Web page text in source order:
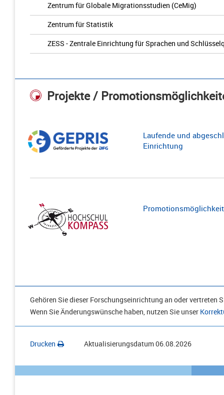
Zentrum für Globale Migrationsstudien (CeMig)
Zentrum für Statistik
ZESS - Zentrale Einrichtung für Sprachen und
Projekte /
Laufende und
Einrichtung
Gehören Sie dieser Forschungseinrichtung an oder vertreten
Wenn Sie Änderungswünsche haben, nutzen Sie unser
Drucken Aktualisierungsdatum06.08.2026